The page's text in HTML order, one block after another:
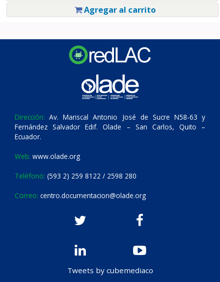
Agregar al carrito
Dirección: Av. Mariscal Antonio José de Sucre N58-63 y
Fernández Salvador Edif. Olade – San Carlos, Quito –
Ecuador.
Web: www.olade.org
Teléfono: (593 2) 259 8122 / 2598 280
Correo: centro.documentacion@olade.org
Tweets by cubemediaco